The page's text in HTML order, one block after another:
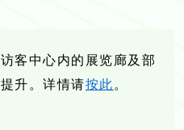
客中心内的展览廊及部
升。详情请按此 。